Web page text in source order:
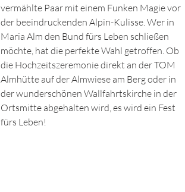
vermählte Paar mit einem Funken Magie vor
der beeindruckenden Alpin-Kulisse. Wer in
Maria Alm den Bund fürs Leben schließen
möchte, hat die perfekte Wahl getroffen. Ob
die Hochzeitszeremonie direkt an der TOM
Almhütte auf der Almwiese am Berg oder in
der wunderschönen Wallfahrtskirche in der
Ortsmitte abgehalten wird, es wird ein Fest
fürs Leben!